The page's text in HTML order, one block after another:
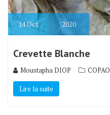
14Oct 2020
Crevette Blanche
Moustapha DIOP COPAO
Lire la suite